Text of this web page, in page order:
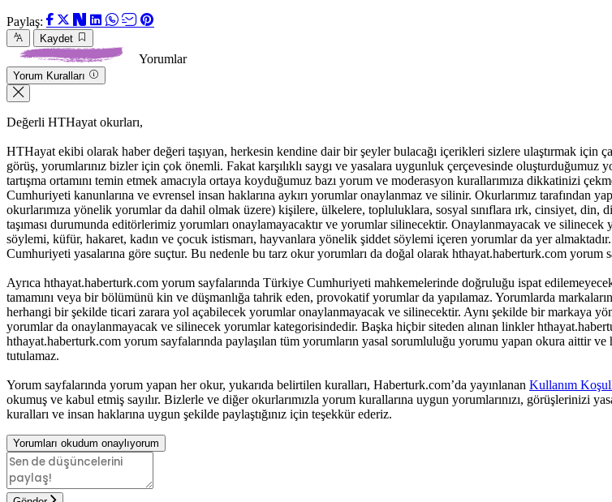
Paylaş:
Kaydet
Yorumlar
Yorum Kuralları
Değerli HTHayat okurları,
HTHayat ekibi olarak haber değeri taşıyan, herkesin kendine dair bir şeyler bulacağı içerikleri sizlere ulaştırmak için
görüş, yorumlarınız bizler için çok önemli. Fakat karşılıklı saygı ve yasalara uygunluk çerçevesinde oluşturduğumuz
tartışma ortamını temin etmek amacıyla ortaya koyduğumuz bazı yorum ve moderasyon kurallarımıza dikkatinizi
Cumhuriyeti kanunlarına ve evrensel insan haklarına aykırı yorumlar onaylanmaz ve silinir. Okurlarımız tarafından
okurlarımıza yönelik yorumlar da dahil olmak üzere) kişilere, ülkelere, topluluklara, sosyal sınıflara ırk, cinsiyet, din,
taşıması durumunda editörlerimiz yorumları onaylamayacaktır ve yorumlar silinecektir. Onaylanmayacak ve silinecek
söylemi, küfür, hakaret, kadın ve çocuk istismarı, hayvanlara yönelik şiddet söylemi içeren yorumlar da yer
Cumhuriyeti yasalarına göre suçtur. Bu nedenle bu tarz okur yorumları da doğal olarak hthayat.haberturk.com yorum
Ayrıca hthayat.haberturk.com yorum sayfalarında Türkiye Cumhuriyeti mahkemelerinde doğruluğu ispat
tamamını veya bir bölümünü kin ve düşmanlığa tahrik eden, provokatif yorumlar da yapılamaz. Yorumlarda
herhangi bir şekilde ticari zarara yol açabilecek yorumlar onaylanmayacak ve silinecektir. Aynı şekilde bir markaya
yorumlar da onaylanmayacak ve silinecek yorumlar kategorisindedir. Başka hiçbir siteden alınan linkler
hthayat.haberturk.com yorum sayfalarında paylaşılan tüm yorumların yasal sorumluluğu yorumu yapan okura aittir
tutulamaz.
Yorum sayfalarında yorum yapan her okur, yukarıda belirtilen kuralları, Haberturk.com’da yayınlanan Kullanım
okumuş ve kabul etmiş sayılır. Bizlerle ve diğer okurlarımızla yorum kurallarına uygun yorumlarınızı, görüşlerinizi
kuralları ve insan haklarına uygun şekilde paylaştığınız için teşekkür ederiz.
Yorumları okudum onaylıyorum